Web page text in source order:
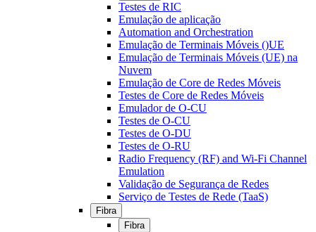
Testes de RIC
Emulação de aplicação
Automation and Orchestration
Emulação de Terminais Móveis ()UE
Emulação de Terminais Móveis (UE) na
Nuvem
Emulação de Core de Redes Móveis
Testes de Core de Redes Móveis
Emulador de O-CU
Testes de O-CU
Testes de O-DU
Testes de O-RU
Radio Frequency (RF) and Wi-Fi Channel
Emulation
Validação de Segurança de Redes
Serviço de Testes de Rede (TaaS)
Fibra
Fibra